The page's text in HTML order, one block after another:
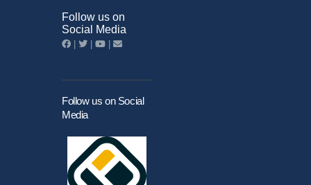
Follow us on
Social Media
Follow us on Social
Media